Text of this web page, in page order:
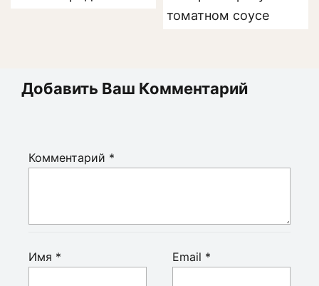
томатном соусе
Добавить Ваш Комментарий
Комментарий *
Имя * Email *